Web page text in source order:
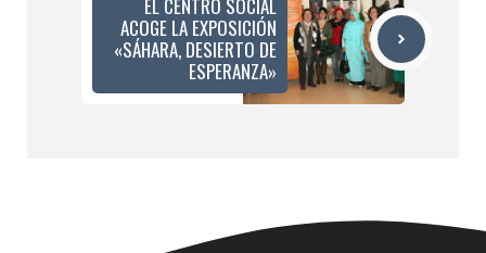
EL CENTRO SOCIAL
ACOGE LA EXPOSICIÓN
«SÁHARA, DESIERTO DE
ESPERANZA»